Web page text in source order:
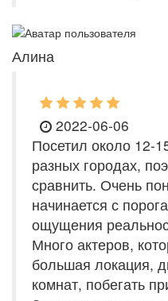
Алина
2022-06-06
Посетил около 12-
разных городах,
сравнить. Очень
начинается с
ощущения
Много актеров,
большая локация,
комнат, побегать